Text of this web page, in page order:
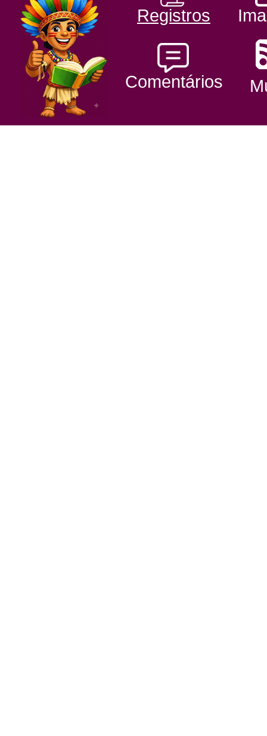
Registros
Comentários